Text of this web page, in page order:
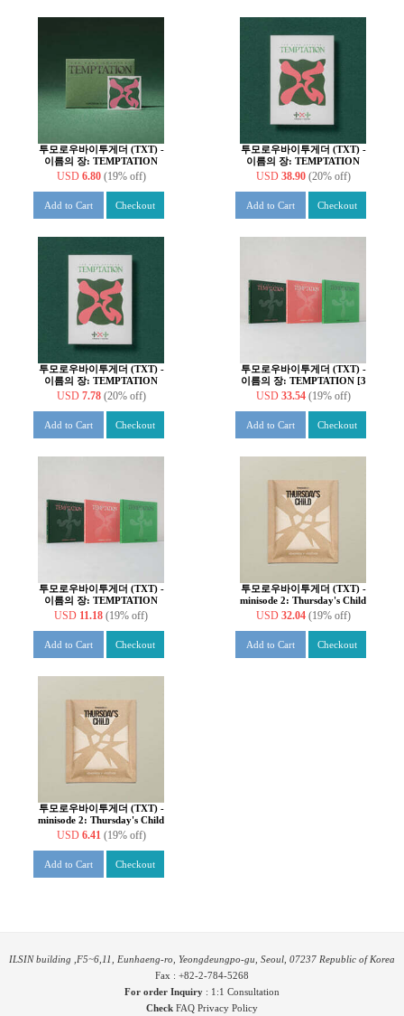
투모로우바이투게더 (TXT) -
이름의 장: TEMPTATION
(Weverse Albums ver.)
USD 6.80 (19% off)
Add to Cart Checkout
투모로우바이투게더 (TXT) -
이름의 장: TEMPTATION
[Lullaby ver.] [5종 SET]
USD 38.90 (20% off)
Add to Cart Checkout
투모로우바이투게더 (TXT) -
이름의 장: TEMPTATION
[Lullaby ver.] [5종 중 1종 랜
덤 발송]
USD 7.78 (20% off)
Add to Cart Checkout
투모로우바이투게더 (TXT) -
이름의 장: TEMPTATION [3
종 SET]
USD 33.54 (19% off)
Add to Cart Checkout
투모로우바이투게더 (TXT) -
이름의 장: TEMPTATION
[버전 3종 중 1종 랜덤 발송]
USD 11.18 (19% off)
Add to Cart Checkout
투모로우바이투게더 (TXT) -
minisode 2: Thursday's Child
[TEAR ver.][SET]
USD 32.04 (19% off)
Add to Cart Checkout
투모로우바이투게더 (TXT) -
minisode 2: Thursday's Child
[TEAR ver.][커버 5종 중 1종
랜덤 발송]
USD 6.41 (19% off)
Add to Cart Checkout
ILSIN building ,F5~6,11, Eunhaeng-ro, Yeongdeungpo-gu, Seoul, 07237 Republic of Korea
Fax : +82-2-784-5268
For order Inquiry : 1:1 Consultation
Check FAQ Privacy Policy